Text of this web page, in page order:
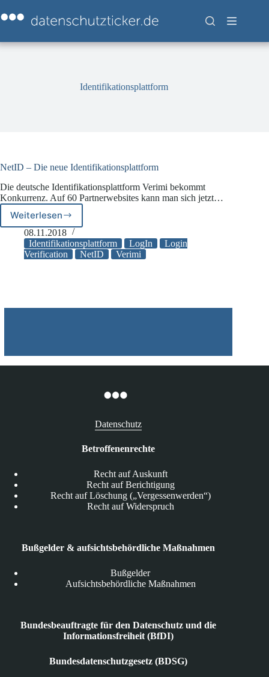
Inhalt
springen
Identifikationsplattform
NetID – Die neue Identifikationsplattform
Die deutsche Identifikationsplattform Verimi bekommt
Konkurrenz. Auf 60 Partnerwebsites kann man sich jetzt…
Weiterlesen
NetID
–
Die
neue
08.11.2018
Identifikationsplattform
LogIn
Login
Verification
NetID Verimi
Datenschutz
Betroffenenrechte
Recht auf Auskunft
Recht auf Berichtigung
Recht auf Löschung („Vergessenwerden“)
Recht auf Widerspruch
Bußgelder & aufsichtsbehördliche Maßnahmen
Bußgelder
Aufsichtsbehördliche Maßnahmen
Bundesbeauftragte für den Datenschutz und die
Informationsfreiheit (BfDI)
Bundesdatenschutzgesetz (BDSG)